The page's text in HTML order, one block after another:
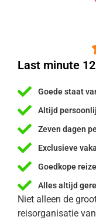
Last minute
Goede staat
Altijd
Zeven dagen
Exclusieve
Goedkope
Alles altijd
Niet alleen de
reisorganisatie